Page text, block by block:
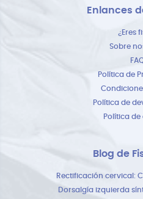
Enlances
¿Eres
Sobre
Política de
Política de
Política de
Blog de
Rectificación cervical:
Dorsalgía izquierda